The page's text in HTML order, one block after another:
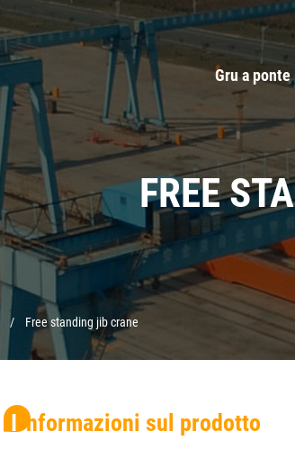
Gru a ponte
FREE
/ Free standing jib crane
Informazioni sul prodotto